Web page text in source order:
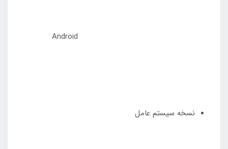
نسخه سیستم عامل